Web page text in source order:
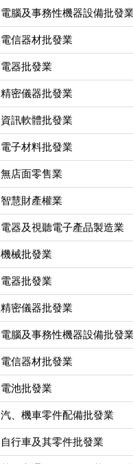
電腦及事務性機器設備批發業
電信器材批發業
電器批發業
精密儀器批發業
資訊軟體批發業
電子材料批發業
無店面零售業
智慧財產權業
電器及視聽電子產品製造業
機械批發業
電器批發業
精密儀器批發業
電腦及事務性機器設備批發業
電信器材批發業
電池批發業
汽、機車零件配備批發業
自行車及其零件批發業